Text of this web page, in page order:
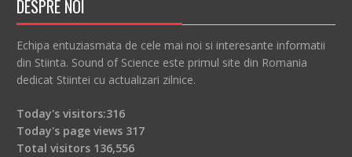
DESPRE NOI
Echipa entuziasmata de cele mai noi si interesante informatii
din Stiinta. Sound of Science este primul site din Romania
dedicat Stiintei cu actualizari zilnice.
Today's visitors:316
Today's page views 317
Total visitors 136,556